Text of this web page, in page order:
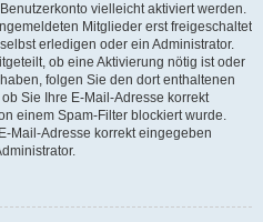
vielleicht aktiviert werden.
Mitglieder erst freigeschaltet
erledigen oder ein Administrator.
ob eine Aktivierung nötig ist oder
folgen Sie den dort enthaltenen
Sie Ihre E-Mail-Adresse korrekt
einem Spam-Filter blockiert wurde.
Mail-Adresse korrekt eingegeben